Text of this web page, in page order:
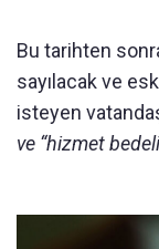
Bu tarihten
sayılacak ve
isteyen
ve “hizmet